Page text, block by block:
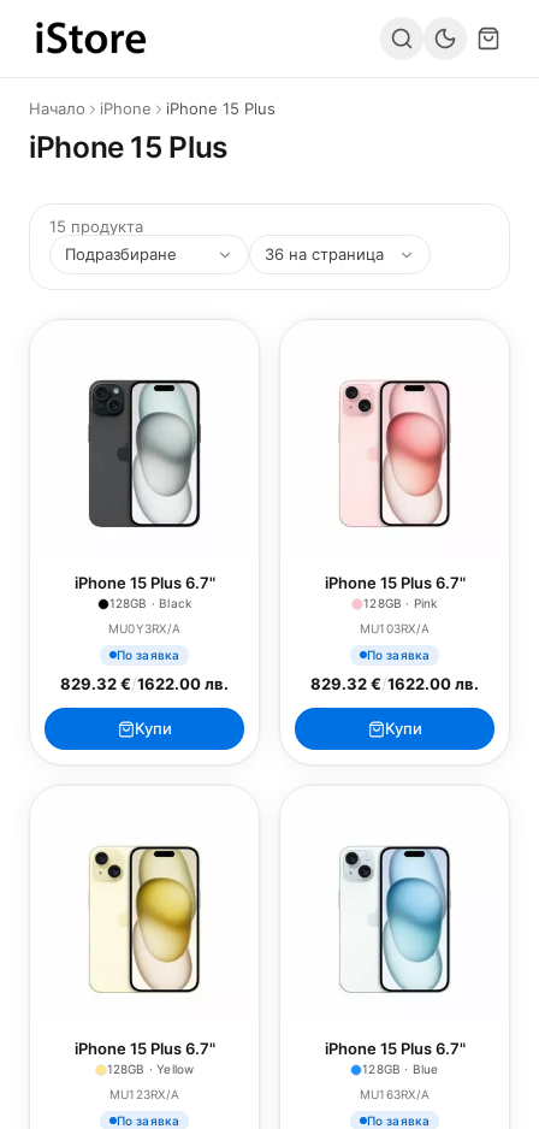
Към съдържанието
Начало iPhone iPhone 15 Plus
iPhone 15 Plus
15 продукта
iPhone 15 Plus 6.7"
128GB · Black
MU0Y3RX/A
По заявка
829.32 €/1622.00 лв.
Купи
iPhone 15 Plus 6.7"
128GB · Pink
MU103RX/A
По заявка
829.32 €/1622.00 лв.
Купи
iPhone 15 Plus 6.7"
128GB · Yellow
MU123RX/A
По заявка
iPhone 15 Plus 6.7"
128GB · Blue
MU163RX/A
По заявка